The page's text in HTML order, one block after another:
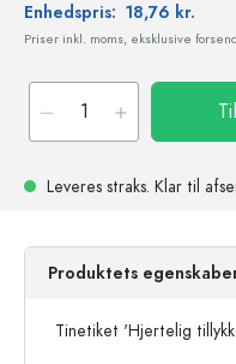
Enhedspris: 18,76 kr.
Priser inkl. moms, eksklusive
Leveres straks. Klar til
Produktets
Tinetiket 'Hjertelig